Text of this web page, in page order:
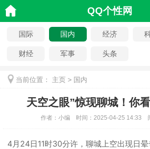
QQ个性网
国际 国内 经济
财经 军事 头条
当前位置： 主页 > 国内
天空之眼”惊现聊城！你
作者： 小编 时间： 2025-04-25 14:33
4月24日11时30分许，聊城上空出现日